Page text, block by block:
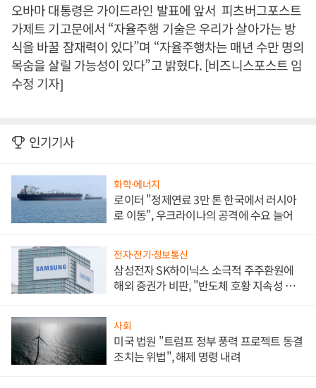
오바마 대통령은 가이드라인 발표에 앞서 피츠버그포스트
가제트 기고문에서 “자율주행 기술은 우리가 살아가는 방
식을 바꿀 잠재력이 있다”며 “자율주행차는 매년 수만 명의
목숨을 살릴 가능성이 있다”고 밝혔다. [비즈니스포스트 임
수정 기자]
인기기사
화학·에너지
로이터 "정제연료 3만 톤 한국에서 러시아
로 이동", 우크라이나의 공격에 수요 늘어
전자·전기·정보통신
삼성전자 SK하이닉스 소극적 주주환원에
해외 증권가 비판, "반도체 호황 지속성 의
사회
미국 법원 "트럼프 정부 풍력 프로젝트 동결
조치는 위법", 해제 명령 내려